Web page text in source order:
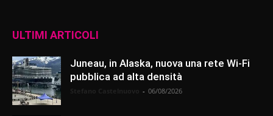
ULTIMI ARTICOLI
Juneau, in Alaska, nuova una rete Wi-Fi
pubblica ad alta densità
- 06/08/2026